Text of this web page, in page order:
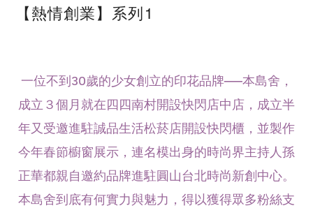
【熱情創業】系列1
一位不到30歲的少女創立的印花品牌──本島舍，
成立３個月就在四四南村開設快閃店中店，成立半
年又受邀進駐誠品生活松菸店開設快閃櫃，並製作
今年春節櫥窗展示，連名模出身的時尚界主持人孫
正華都親自邀約品牌進駐圓山台北時尚新創中心。
本島舍到底有何實力與魅力，得以獲得眾多粉絲支